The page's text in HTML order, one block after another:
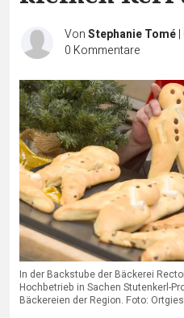
VonStephanie Tomé|
0 Kommentare
In der Backstube der Bäckerei
Hochbetrieb in Sachen Stutenkerl-
Bäckereien der Region. Foto: Ortgies